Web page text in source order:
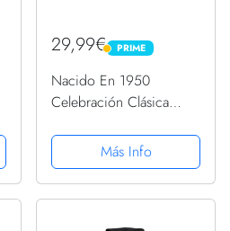
29,99€ PRIME
PRIME
Nacido En 1950
Celebración Clásica
Sudadera con Capucha
Más Info